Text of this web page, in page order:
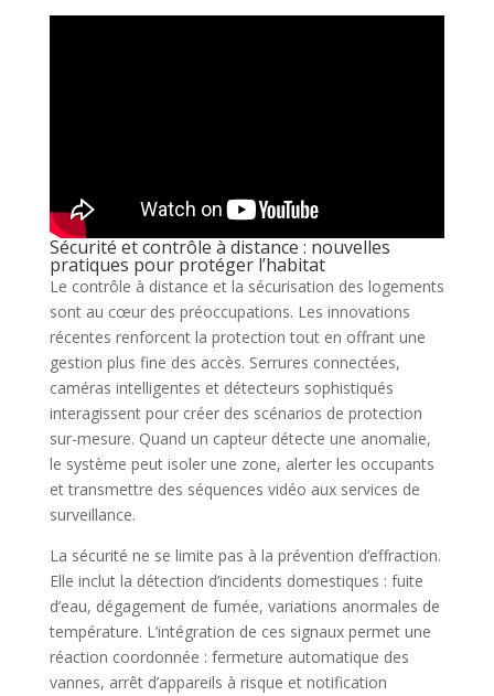
Sécurité et contrôle à distance : nouvelles
pratiques pour protéger l’habitat
Le contrôle à distance et la sécurisation des logements
sont au cœur des préoccupations. Les innovations
récentes renforcent la protection tout en offrant une
gestion plus fine des accès. Serrures connectées,
caméras intelligentes et détecteurs sophistiqués
interagissent pour créer des scénarios de protection
sur-mesure. Quand un capteur détecte une anomalie,
le système peut isoler une zone, alerter les occupants
et transmettre des séquences vidéo aux services de
surveillance.
La sécurité ne se limite pas à la prévention d’effraction.
Elle inclut la détection d’incidents domestiques : fuite
d’eau, dégagement de fumée, variations anormales de
température. L’intégration de ces signaux permet une
réaction coordonnée : fermeture automatique des
vannes, arrêt d’appareils à risque et notification